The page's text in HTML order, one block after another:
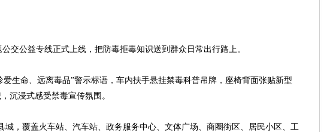
公益专线正式上线，把防毒拒毒知识送到群众日常出行路上。
命、远离毒品”警示标语，车内扶手悬挂禁毒科普吊牌，座椅背面张贴新型
沉浸式感受禁毒宣传氛围。
，覆盖火车站、汽车站、政务服务中心、文体广场、商圈街区、居民小区、工